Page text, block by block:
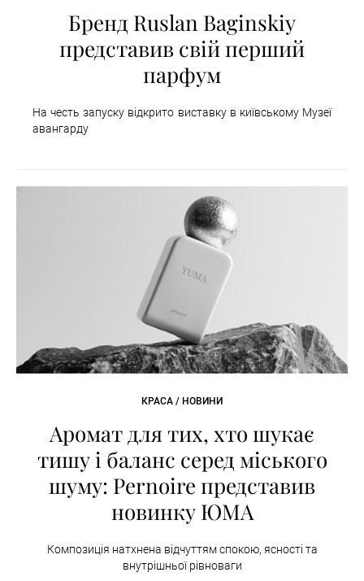
Бренд Ruslan Baginskiy
представив свій перший
парфум
На честь запуску відкрито виставку в київському Музеї
авангарду
КРАСА / НОВИНИ
Аромат для тих, хто шукає
тишу і баланс серед міського
шуму: Pernoire представив
новинку ЮМА
Композиція натхнена відчуттям спокою, ясності та
внутрішньої рівноваги